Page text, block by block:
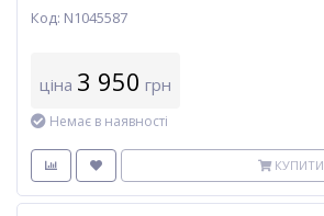
Код: N1045587
ціна 3 950 грн
Немає в наявності
КУПИТИ